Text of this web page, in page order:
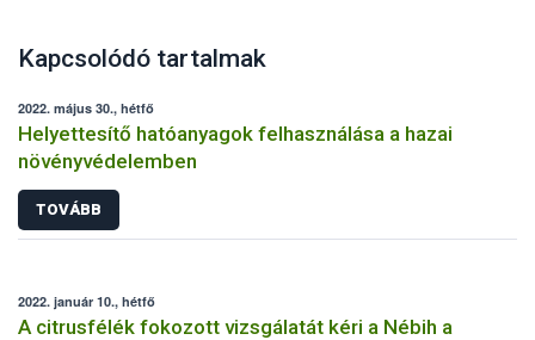
Kapcsolódó tartalmak
2022. május 30., hétfő
Helyettesítő hatóanyagok felhasználása a hazai
növényvédelemben
TOVÁBB
2022. január 10., hétfő
A citrusfélék fokozott vizsgálatát kéri a Nébih a